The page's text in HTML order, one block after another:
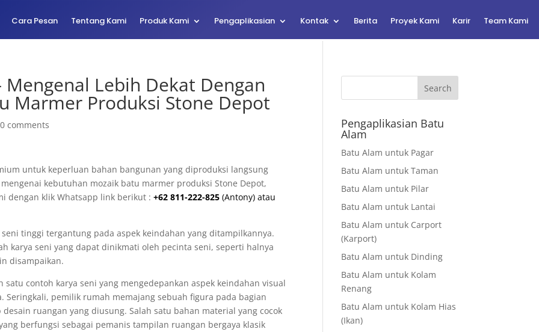
Cara Pesan Tentang Kami Produk Kami Pengaplikasian Kontak Berita Proyek Kami Karir Team Kami
Lebih Dekat Dengan
Marmer Produksi Stone Depot
0 comments
untuk keperluan bahan bangunan yang diproduksi langsung
kebutuhan mozaik batu marmer produksi Stone Depot,
dengan klik Whatsapp link berikut :+62 811-222-825 (Antony) atau
tinggi tergantung pada aspek keindahan yang ditampilkannya.
karya seni yang dapat dinikmati oleh pecinta seni, seperti halnya
disampaikan.
contoh karya seni yang mengedepankan aspek keindahan visual
pemilik rumah memajang sebuah figura pada bagian
ruangan yang diusung. Salah satu bahan material yang cocok
berfungsi sebagai pemanis tampilan ruangan bergaya klasik
Search
Pengaplikasian Batu
Alam
Batu Alam untuk Pagar
Batu Alam untuk Taman
Batu Alam untuk Pilar
Batu Alam untuk Lantai
Batu Alam untuk Carport
(Karport)
Batu Alam untuk Dinding
Batu Alam untuk Kolam
Renang
Batu Alam untuk Kolam Hias
(Ikan)